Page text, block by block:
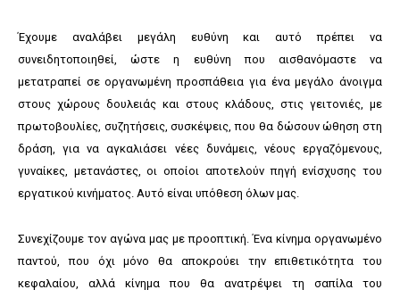
Έχουμε αναλάβει μεγάλη ευθύνη και αυτό πρέπει να
συνειδητοποιηθεί, ώστε η ευθύνη που αισθανόμαστε να
μετατραπεί σε οργανωμένη προσπάθεια για ένα μεγάλο άνοιγμα
στους χώρους δουλειάς και στους κλάδους, στις γειτονιές, με
πρωτοβουλίες, συζητήσεις, συσκέψεις, που θα δώσουν ώθηση στη
δράση, για να αγκαλιάσει νέες δυνάμεις, νέους εργαζόμενους,
γυναίκες, μετανάστες, οι οποίοι αποτελούν πηγή ενίσχυσης του
εργατικού κινήματος. Αυτό είναι υπόθεση όλων μας.
Συνεχίζουμε τον αγώνα μας με προοπτική. Ένα κίνημα οργανωμένο
παντού, που όχι μόνο θα αποκρούει την επιθετικότητα του
κεφαλαίου, αλλά κίνημα που θα ανατρέψει τη σαπίλα του